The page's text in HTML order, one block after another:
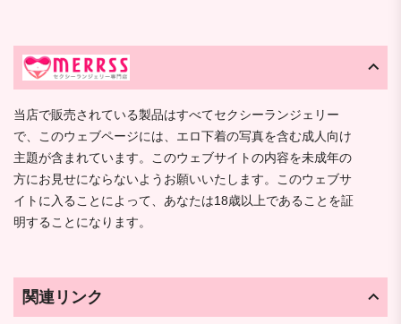
当店で販売されている製品はすべてセクシーランジェリー
で、このウェブページには、エロ下着の写真を含む成人向け
主題が含まれています。このウェブサイトの内容を未成年の
方にお見せにならないようお願いいたします。このウェブサ
イトに入ることによって、あなたは18歳以上であることを証
明することになります。
関連リンク